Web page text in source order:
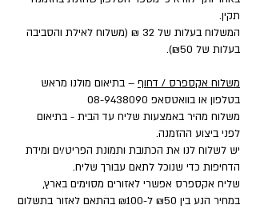
תקין.
המשלוח בעלות של 32 ₪ (משלוח לאילת והסביבה
בעלות של ₪50).
משלוח אקספרס / דחוף – בתיאום מולנו מראש
בטלפון או בוואטסאפ 08-9438090
משלוח מהיר באמצעות שליח עד הבית - בתיאום
לפני ביצוע ההזמנה.
יש לשלוח לנו את הכתובת ותמונת הפריט/ים ומידת
הדחיפות כדי שנוכל לתאם עבורך שליח.
שליח אקספרס אפשרי לאזורים מסוימים בארץ,
במחיר הנע בין ₪50 ל-₪100 בהתאם לאזור בתשלום